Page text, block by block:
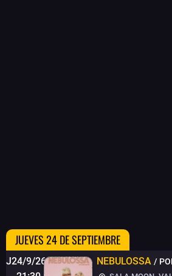
JUEVES 24 DE SEPTIEMBRE
J24/9/26
NEBULOSSA /